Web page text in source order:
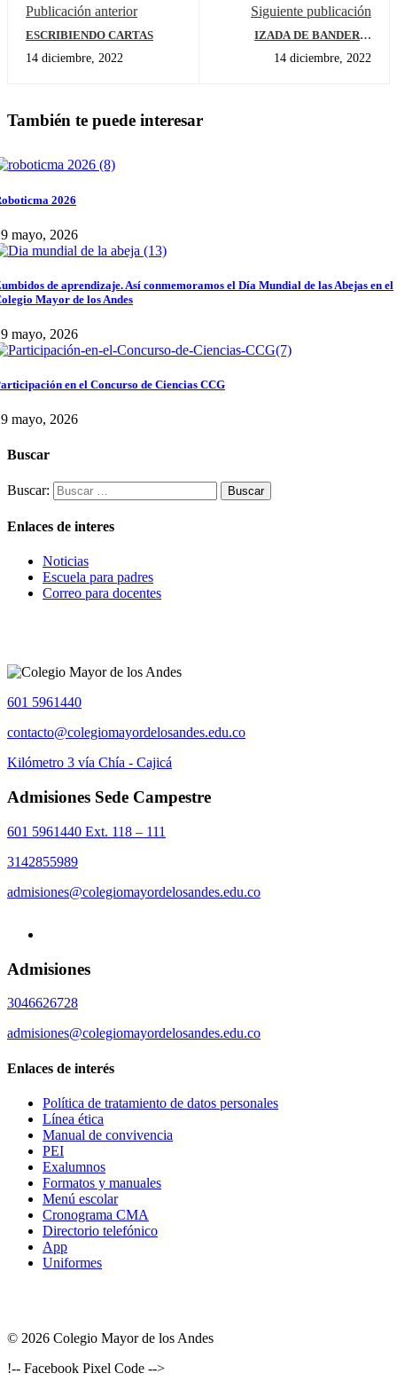
Publicación anterior
ESCRIBIENDO CARTAS
14 diciembre, 2022
Siguiente publicación
IZADA DE BANDERA:
14 diciembre, 2022
También te puede interesar
2026
mayo, 2026
de aprendizaje. Así conmemoramos el Día Mundial de las Abejas en el
Mayor de los Andes
mayo, 2026
en el Concurso de Ciencias CCG
mayo, 2026
Buscar
Buscar:
Enlaces de interes
Noticias
Escuela para padres
Correo para docentes
601 5961440
contacto@colegiomayordelosandes.edu.co
Kilómetro 3 vía Chía - Cajicá
Admisiones Sede Campestre
601 5961440 Ext. 118 – 111
3142855989
admisiones@colegiomayordelosandes.edu.co
Admisiones
3046626728
admisiones@colegiomayordelosandes.edu.co
Enlaces de interés
Política de tratamiento de datos personales
Línea ética
Manual de convivencia
PEI
Exalumnos
Formatos y manuales
Menú escolar
Cronograma CMA
Directorio telefónico
App
Uniformes
© 2026 Colegio Mayor de los Andes
!-- Facebook Pixel Code -->